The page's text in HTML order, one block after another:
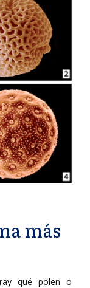
más
qué polen o